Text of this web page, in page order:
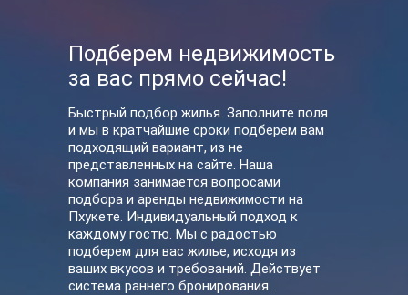
Подберем недвижимость
за вас прямо сейчас!
Быстрый подбор жилья. Заполните поля
и мы в кратчайшие сроки подберем вам
подходящий вариант, из не
представленных на сайте. Наша
компания занимается вопросами
подбора и аренды недвижимости на
Пхукете. Индивидуальный подход к
каждому гостю. Мы с радостью
подберем для вас жилье, исходя из
ваших вкусов и требований. Действует
система раннего бронирования.
У нас вы также можете
арендовать